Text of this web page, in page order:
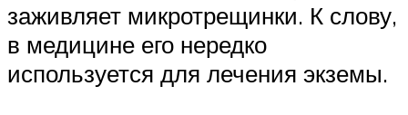
заживляет микротрещинки. К слову,
в медицине его нередко
используется для лечения экземы.